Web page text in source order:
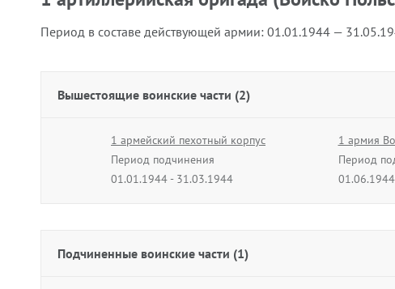
Период в составе действующей армии: 01.01.1944 —
Вышестоящие воинские части (2)
1 армейский пехотный корпус
Период подчинения
01.01.1944 - 31.03.1944
1 армия
Период
Подчиненные воинские части (1)